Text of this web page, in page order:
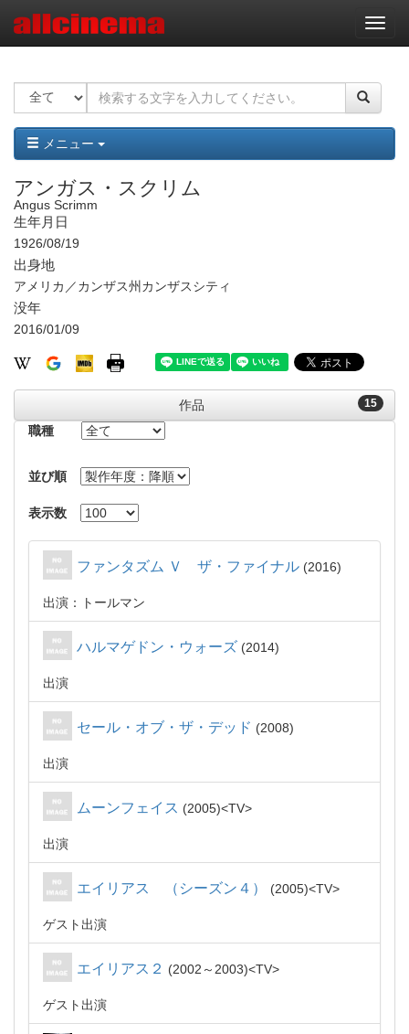
ナ
ビ
ー
ョ
ン
メニュー
アンガス・スクリム
Angus Scrimm
生年月日
1926/08/19
出身地
アメリカ／カンザス州カンザスシティ
没年
2016/01/09
15
作品
職種
並び順
表示数
ファンタズム Ｖ ザ・ファイナル 2016
出演：トールマン
ハルマゲドン・ウォーズ 2014
出演
セール・オブ・ザ・デッド 2008
出演
ムーンフェイス 2005 TV
出演
エイリアス （シーズン４） 2005 TV
ゲスト出演
エイリアス２ 2002～2003 TV
ゲスト出演